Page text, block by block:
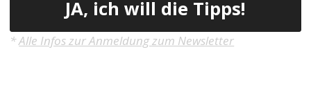
*Alle Infos zur Anmeldung zum Newsletter